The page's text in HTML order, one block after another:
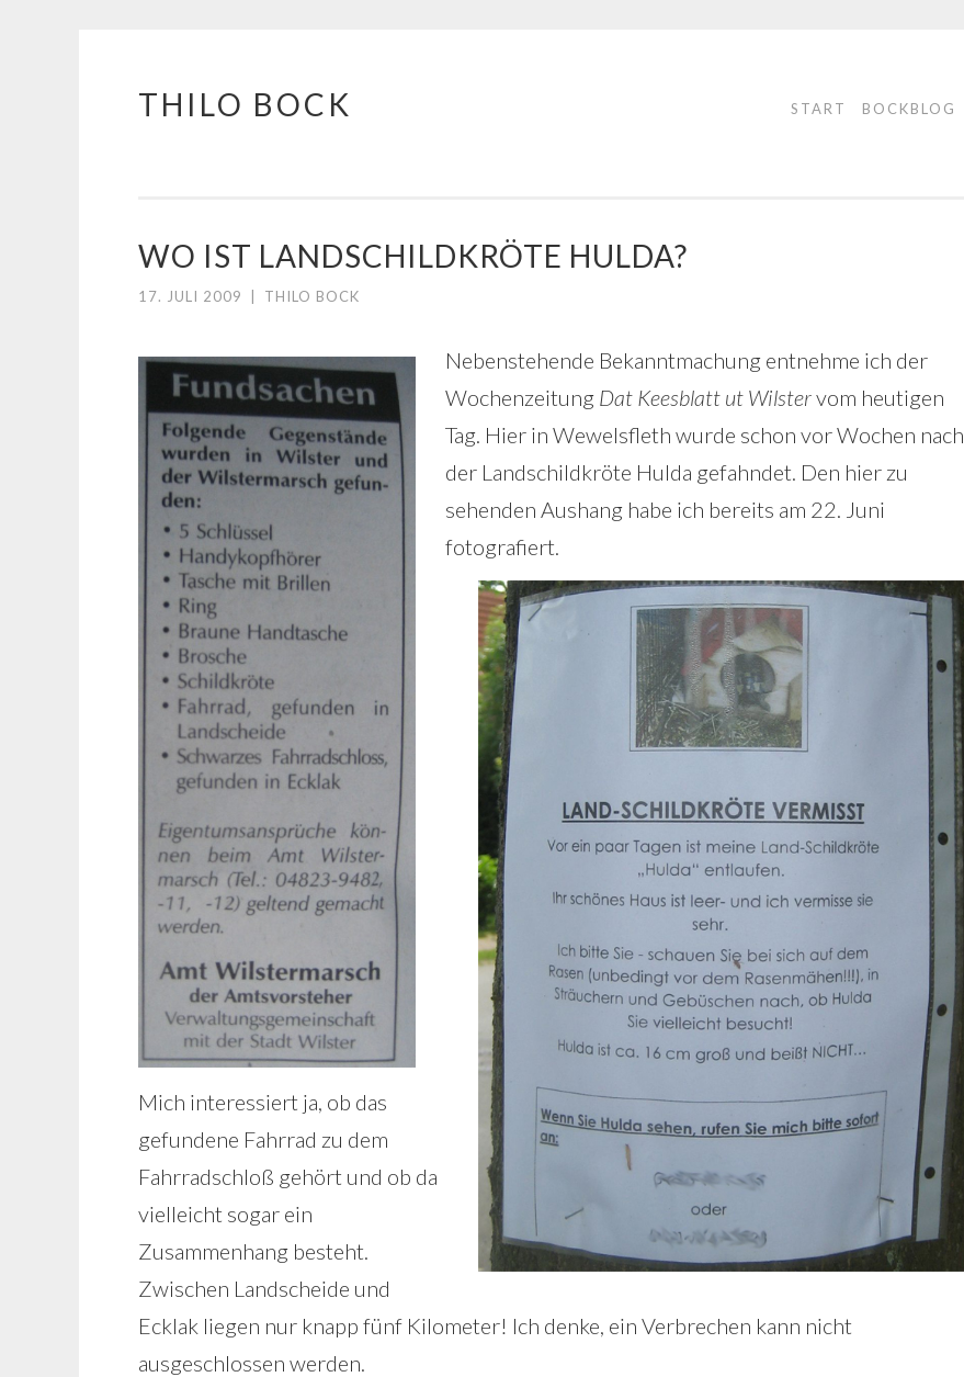
Springe
THILO BOCK START BOCKBLOG
WO IST LANDSCHILDKRÖTE HULDA?
17. JULI 2009 THILO BOCK
Nebenstehende Bekanntmachung entnehme ich der
Wochenzeitung Dat Keesblatt ut Wilstervom heutigen
Tag. Hier in Wewelsfleth wurde schon vor Wochen nach
der Landschildkröte Hulda gefahndet. Den hier zu
sehenden Aushang habe ich bereits am 22. Juni
fotografiert.
Mich interessiert ja, ob das
gefundene Fahrrad zu dem
Fahrradschloß gehört und ob da
vielleicht sogar ein
Zusammenhang besteht.
Zwischen Landscheide und
Ecklak liegen nur knapp fünf Kilometer! Ich denke, ein Verbrechen kann nicht
ausgeschlossen werden.